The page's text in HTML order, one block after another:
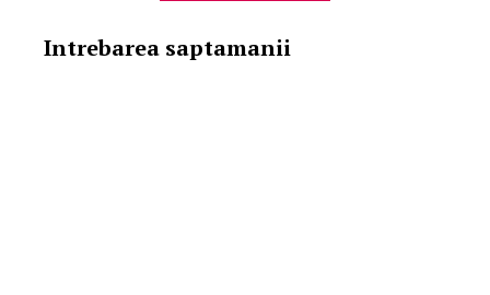
Intrebarea saptamanii